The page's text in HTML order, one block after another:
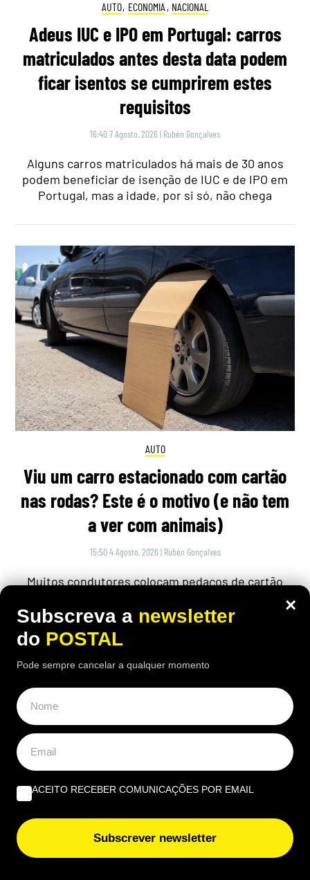
AUTO, ECONOMIA , NACIONAL
Adeus IUC e IPO em Portugal: carros
matriculados antes desta data podem
ficar isentos se cumprirem estes
requisitos
16:40 7 Agosto, 2026 | Rubén Gonçalves
Alguns carros matriculados há mais de 30 anos
podem beneficiar de isenção de IUC e de IPO em
Portugal, mas a idade, por si só, não chega
AUTO
Viu um carro estacionado com cartão
nas rodas? Este é o motivo (e não tem
a ver com animais)
15:50 4 Agosto, 2026 | Rubén Gonçalves
Muitos condutores colocam pedaços de cartão
×
Subscreva a newsletter
do POSTAL
Pode sempre cancelar a qualquer momento
ACEITO RECEBER COMUNICAÇÕES POR EMAIL
Subscrever newsletter